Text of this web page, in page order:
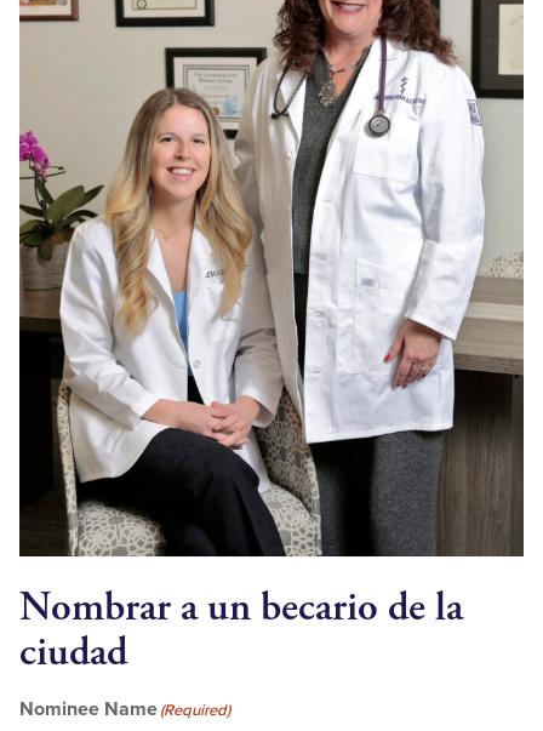
Nombrar a un becario de la
ciudad
Nominee Name(Required)